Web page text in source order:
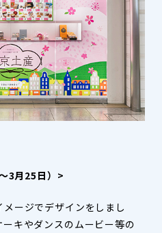
3月25日）>
ージでデザインをしまし
キやダンスのムービー等の